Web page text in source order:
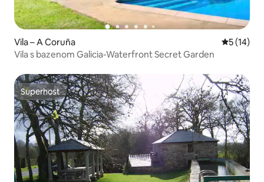
Vila – A Coruña Prosječna
5 (14)
Vila s bazenom Galicia-Waterfront Secret Garden
Superhost
Superhost